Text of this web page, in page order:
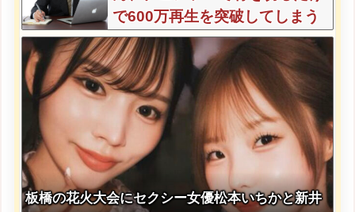
で600万再生を突破してしまう
←正直、こう言うのでいいんだ
よなw w w w w w w w
板橋の花火大会にセクシー女優松本いちかと新井